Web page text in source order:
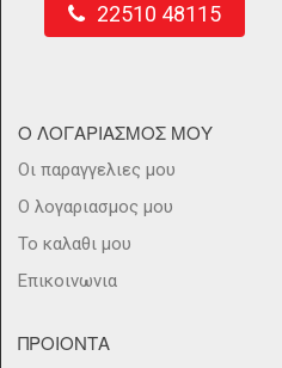
22510 48115
Ο ΛΟΓΑΡΙΑΣΜΟΣ ΜΟΥ
Οι παραγγελιες μου
Ο λογαριασμος μου
Το καλαθι μου
Επικοινωνια
ΠΡΟΙΟΝΤΑ